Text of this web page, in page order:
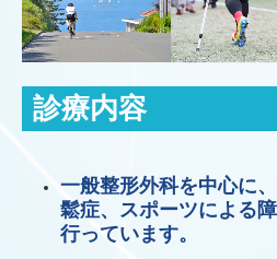
診療内容
一般整形外科を中心に
鬆症、スポーツによる
行っています。